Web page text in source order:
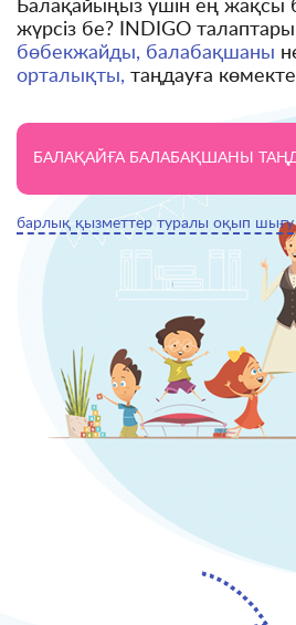
Балақайыңыз үшін ең жақсы
жүрсіз бе? INDIGO
бөбекжайды, балабақшаны
орталықты, таңдауға
БАЛАҚАЙҒА БАЛАБАҚШАНЫ
барлық қызметтер туралы оқып шығу